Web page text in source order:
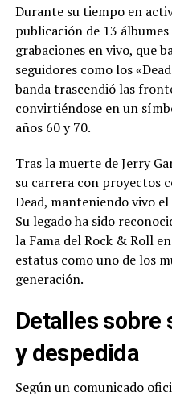
Durante su tiempo en
publicación de 13
grabaciones en vivo, que
seguidores como los
banda trascendió las
convirtiéndose en un
años 60 y 70.
Tras la muerte de Jerry
su carrera con proyectos
Dead, manteniendo vivo
Su legado ha sido
la Fama del Rock & Roll
estatus como uno de los
generación.
Detalles
y despedida
Según un comunicado